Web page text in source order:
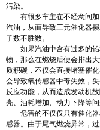
污染。
有很多车主在不经意间
汽油，从而导致三元催化器
子数不胜数。
如果汽油中含有过多的
物，那么在燃烧后便会排出
质积碳，不仅会直接堵塞催
会导致氧传感器中毒失效，
反应功能，从而造成发动机
亮、油耗增加、动力下降等问
危害的不仅仅只有催化
感器。由于尾气燃烧异常，